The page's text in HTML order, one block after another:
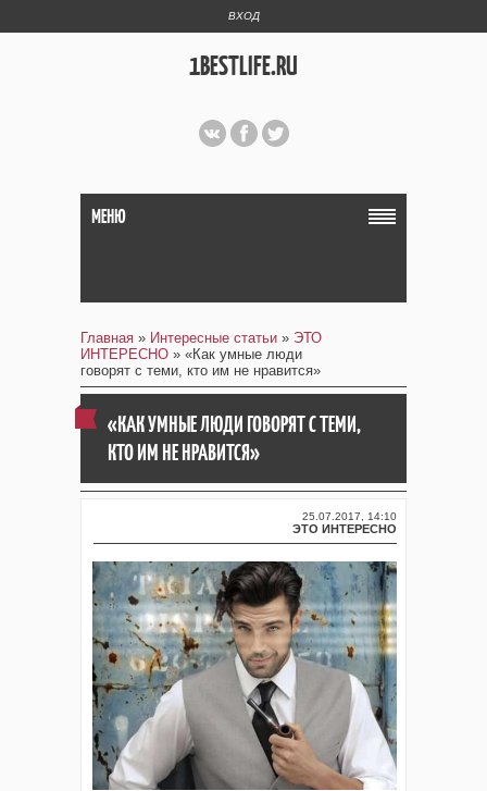
ВХОД
1BESTLIFE.RU
МЕНЮ
Главная » Интересные статьи » ЭТО
ИНТЕРЕСНО » «Как умные люди
говорят с теми, кто им не нравится»
«КАК УМНЫЕ ЛЮДИ ГОВОРЯТ С ТЕМИ,
КТО ИМ НЕ НРАВИТСЯ»
25.07.2017, 14:10
ЭТО ИНТЕРЕСНО